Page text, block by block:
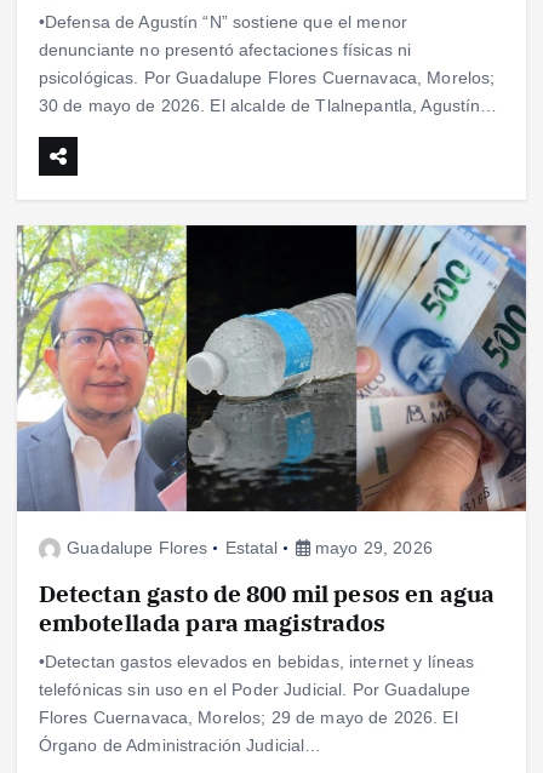
•Defensa de Agustín “N” sostiene que el menor
denunciante no presentó afectaciones físicas ni
psicológicas. Por Guadalupe Flores Cuernavaca, Morelos;
30 de mayo de 2026. El alcalde de Tlalnepantla, Agustín…
Guadalupe Flores Estatal mayo 29, 2026
Detectan gasto de 800 mil pesos en agua
embotellada para magistrados
•Detectan gastos elevados en bebidas, internet y líneas
telefónicas sin uso en el Poder Judicial. Por Guadalupe
Flores Cuernavaca, Morelos; 29 de mayo de 2026. El
Órgano de Administración Judicial…